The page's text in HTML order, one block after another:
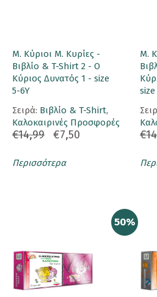
Μ. Κύριοι Μ. Κυρίες -
Βιβλίο & T-Shirt 2 - Ο
Κύριος Δυνατός 1 - size
5-6Y
Σειρά: Βιβλίο & T-Shirt,
Καλοκαιρινές Προσφορές
€14,99 €7,50
Περισσότερα
Μ.
50%